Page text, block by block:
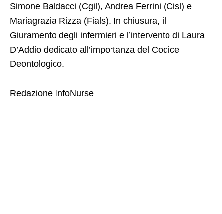
Simone Baldacci (Cgil), Andrea Ferrini (Cisl) e
Mariagrazia Rizza (Fials). In chiusura, il
Giuramento degli infermieri e l’intervento di Laura
D’Addio dedicato all’importanza del Codice
Deontologico.
Redazione InfoNurse